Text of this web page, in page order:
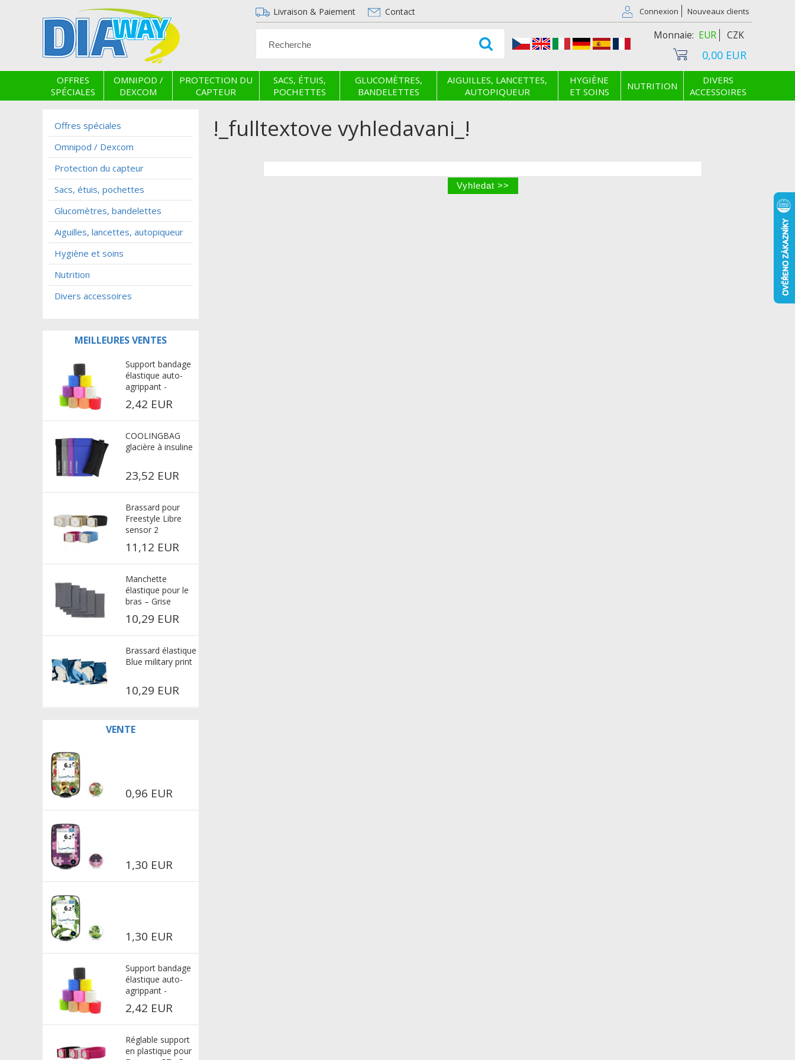
EUR CZK
Connexion Nouveaux clients
Livraison & Paiement Contact
0,00 EUR
OFFRES
SPÉCIALES
OMNIPOD /
DEXCOM
PROTECTION DU
CAPTEUR
SACS, ÉTUIS,
POCHETTES
GLUCOMÈTRES,
BANDELETTES
AIGUILLES, LANCETTES,
AUTOPIQUEUR
HYGIÈNE
ET SOINS
NUTRITION
DIVERS
ACCESSOIRES
!_fulltextove vyhledavani_!
Offres spéciales
Omnipod / Dexcom
Protection du capteur
Sacs, étuis, pochettes
Glucomètres, bandelettes
Aiguilles, lancettes, autopiqueur
Hygiène et soins
Nutrition
Divers accessoires
MEILLEURES VENTES
Support bandage
élastique auto-
agrippant -
multicolore
2,42 EUR
COOLINGBAG
glacière à insuline
23,52 EUR
Brassard pour
Freestyle Libre
sensor 2
11,12 EUR
Manchette
élastique pour le
bras – Grise
10,29 EUR
Brassard élastique
Blue military print
10,29 EUR
VENTE
0,96 EUR
1,30 EUR
1,30 EUR
Support bandage
élastique auto-
agrippant -
multicolore
2,42 EUR
Réglable support
en plastique pour